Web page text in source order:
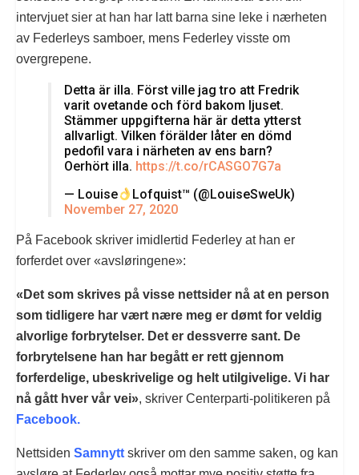
intervjuet sier at han har latt barna sine leke i nærheten
av Federleys samboer, mens Federley visste om
overgrepene.
Detta är illa. Först ville jag tro att Fredrik
varit ovetande och förd bakom ljuset.
Stämmer uppgifterna här är detta ytterst
allvarligt. Vilken förälder låter en dömd
pedofil vara i närheten av ens barn?
Oerhört illa. https://t.co/rCASGO7G7a
— Louise
Lofquist™ (@LouiseSweUk)
November 27, 2020
På Facebook skriver imidlertid Federley at han er
forferdet over «avsløringene»:
«Det som skrives på visse nettsider nå at en person
som tidligere har vært nære meg er dømt for veldig
alvorlige forbrytelser. Det er dessverre sant. De
forbrytelsene han har begått er rett gjennom
forferdelige, ubeskrivelige og helt utilgivelige. Vi har
nå gått hver vår vei», skriver Centerparti-politikeren på
Facebook.
Nettsiden Samnytt skriver om den samme saken, og kan